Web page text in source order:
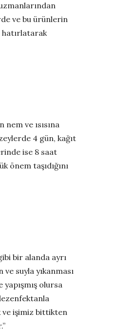
ve bu ürünlerin
hatırlatarak
ve ısısına
4 gün, kağıt
ise 8 saat
önem taşıdığını
bir alanda ayrı
suyla yıkanması
olursa
ve işimiz bittikten